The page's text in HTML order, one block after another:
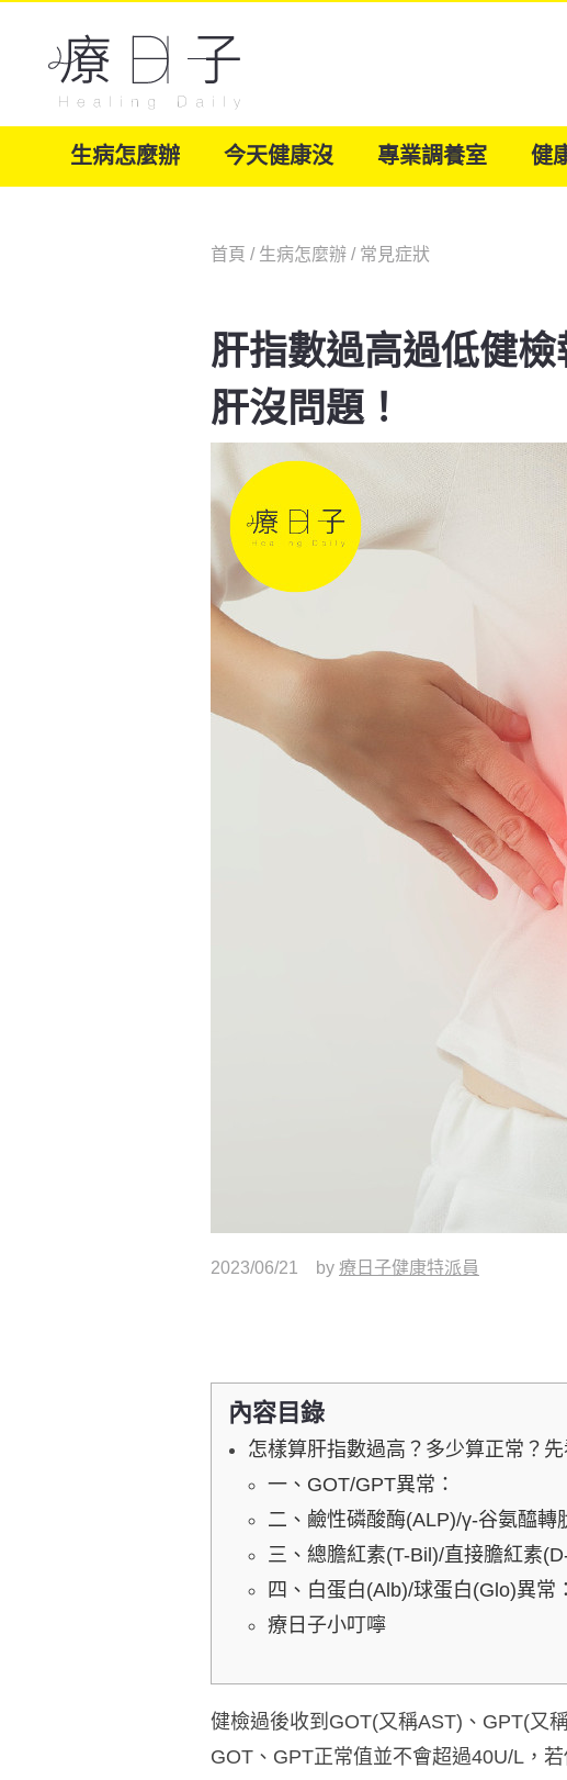
生病怎麼辦 今天健康沒 專業調養室 健
首頁 / 生病怎麼辦 / 常見症狀
肝指數過高過低健
肝沒問題！
2023/06/21 by 療日子健康特派員
內容目錄
怎樣算肝指數過高？多少算正常？
一、GOT/GPT異常：
二、鹼性磷酸酶(ALP)/γ-谷氨醯轉
三、總膽紅素(T-Bil)/直接膽紅素
四、白蛋白(Alb)/球蛋白(Glo)異常：
療日子小叮嚀
健檢過後收到GOT(又稱AST)、GPT(又
GOT、GPT正常值並不會超過40U/L，